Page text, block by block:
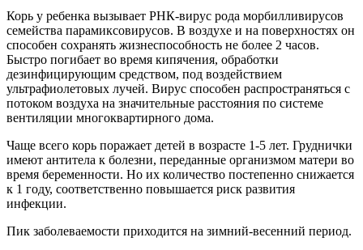
Корь у ребенка вызывает РНК-вирус рода морбилливирусов
семейства парамиксовирусов. В воздухе и на поверхностях он
способен сохранять жизнеспособность не более 2 часов.
Быстро погибает во время кипячения, обработки
дезинфицирующим средством, под воздействием
ультрафиолетовых лучей. Вирус способен распространяться с
потоком воздуха на значительные расстояния по системе
вентиляции многоквартирного дома.
Чаще всего корь поражает детей в возрасте 1-5 лет. Груднички
имеют антитела к болезни, переданные организмом матери во
время беременности. Но их количество постепенно снижается
к 1 году, соответственно повышается риск развития
инфекции.
Пик заболеваемости приходится на зимний-весенний период.